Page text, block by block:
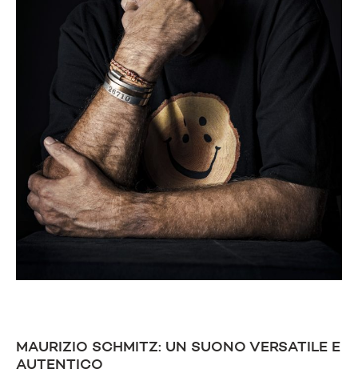
MAURIZIO SCHMITZ: UN SUONO VERSATILE E
AUTENTICO